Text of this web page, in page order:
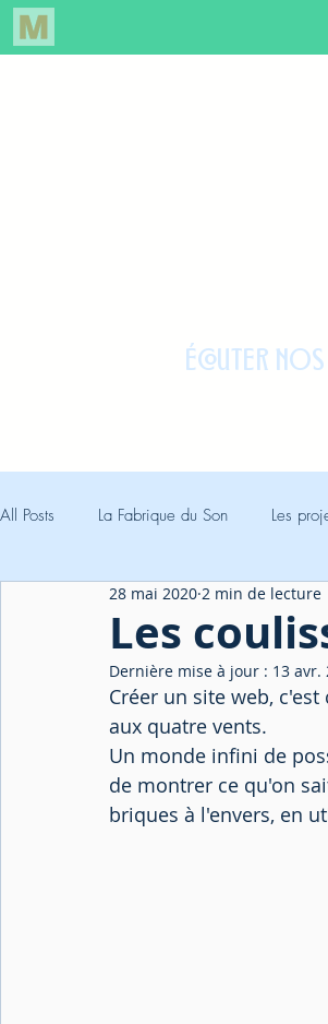
ÉCOUTER
All Posts La Fabrique du Son Les
Les podcasts Scientifiques Rencontres
Les
28 mai 2020 2 min de lecture
Dernière mise à jour : 13 avr.
Créer un site web,
aux quatre vents.
Un monde infini de
de montrer ce qu'on
briques à l'envers, en